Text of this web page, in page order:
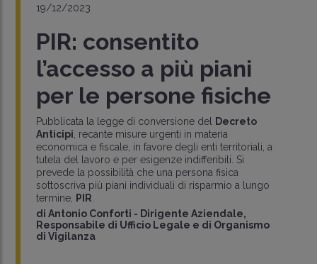
19/12/2023
PIR: consentito
l’accesso a più piani
per le persone fisiche
Pubblicata la legge di conversione del
Decreto
Anticipi , recante misure urgenti in materia
economica e fiscale, in favore degli enti territoriali, a
tutela del lavoro e per esigenze indifferibili. Si
prevede la possibilità che una persona fisica
sottoscriva più piani individuali di risparmio a lungo
termine,
PIR
di Antonio Conforti - Dirigente Aziendale,
Responsabile di Ufficio Legale e di Organismo
di Vigilanza